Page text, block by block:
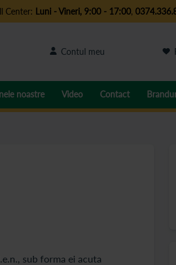
Center: Luni - Vineri, 9:00 - 17:00,
Contul meu
noastre Video Contact
sub forma ei acuta